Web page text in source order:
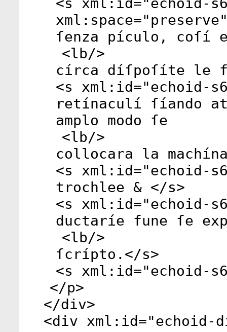
xml:space="preserve
ſenza pículo, coſí
<lb/>
círca díſpoſíte le
<s xml:id="echoid-
retínaculí ſíando
amplo modo ſe
<lb/>
collocara la
<s xml:id="echoid-
trochlee & </s>
<s xml:id="echoid-
ductaríe fune ſe
<lb/>
ſcrípto.</s>
<s xml:id="echoid-
</p>
</div>
<div xml:id="echoid-